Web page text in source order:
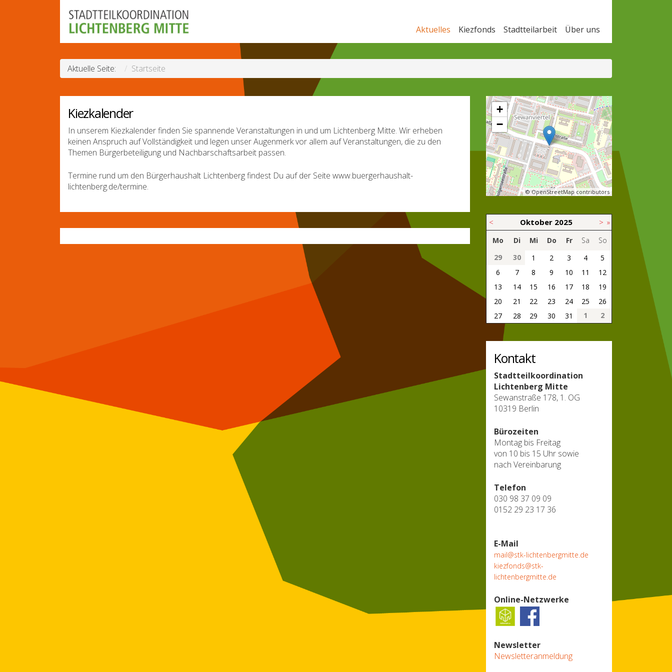
Aktuelles Kiezfonds Stadtteilarbeit Über uns
Aktuelle Seite: Startseite
Kiezkalender
In unserem Kiezkalender finden Sie spannende Veranstaltungen in und um Lichtenberg Mitte. Wir erheben
keinen Anspruch auf Vollständigkeit und legen unser Augenmerk vor allem auf Veranstaltungen, die zu den
Themen Bürgerbeteiligung und Nachbarschaftsarbeit passen.
Termine rund um den Bürgerhaushalt Lichtenberg findest Du auf der Seite www.buergerhaushalt-
lichtenberg.de/termine.
+
−
© OpenStreetMap contributors
< Oktober 2025 > »
Mo Di Mi Do Fr Sa
So
29
30 1 2 3 4
5
6
7 8 9 10 11
12
13
14 15 16 17 18
19
20
21 22 23 24 25
26
27
28 29 30 31 1 2
Kontakt
Stadtteilkoordination
Lichtenberg Mitte
Sewanstraße 178, 1. OG
10319 Berlin
Bürozeiten
Montag bis Freitag
von 10 bis 15 Uhr sowie
nach Vereinbarung
Telefon
030 98 37 09 09
0152 29 23 17 36
E-Mail
mail@stk-lichtenbergmitte.de
kiezfonds@stk-
lichtenbergmitte.de
Online-Netzwerke
Newsletter
Newsletteranmeldung